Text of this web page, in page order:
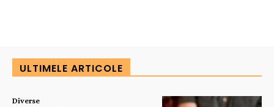
ULTIMELE ARTICOLE
Diverse